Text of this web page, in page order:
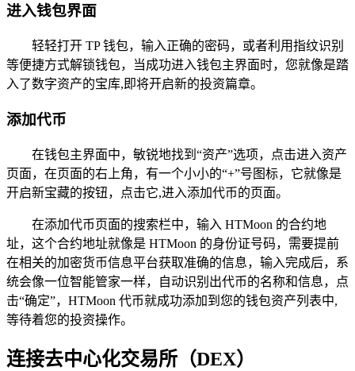
进入钱包界面
轻轻打开 TP 钱包，输入正确的密码，或者利用指纹识别
等便捷方式解锁钱包，当成功进入钱包主界面时，您就像是踏
入了数字资产的宝库,即将开启新的投资篇章。
添加代币
在钱包主界面中，敏锐地找到“资产”选项，点击进入资产
页面，在页面的右上角，有一个小小的“+”号图标，它就像是
开启新宝藏的按钮，点击它,进入添加代币的页面。
在添加代币页面的搜索栏中，输入 HTMoon 的合约地
址，这个合约地址就像是 HTMoon 的身份证号码，需要提前
在相关的加密货币信息平台获取准确的信息，输入完成后，系
统会像一位智能管家一样，自动识别出代币的名称和信息，点
击“确定”，HTMoon 代币就成功添加到您的钱包资产列表中,
等待着您的投资操作。
连接去中心化交易所（DEX）